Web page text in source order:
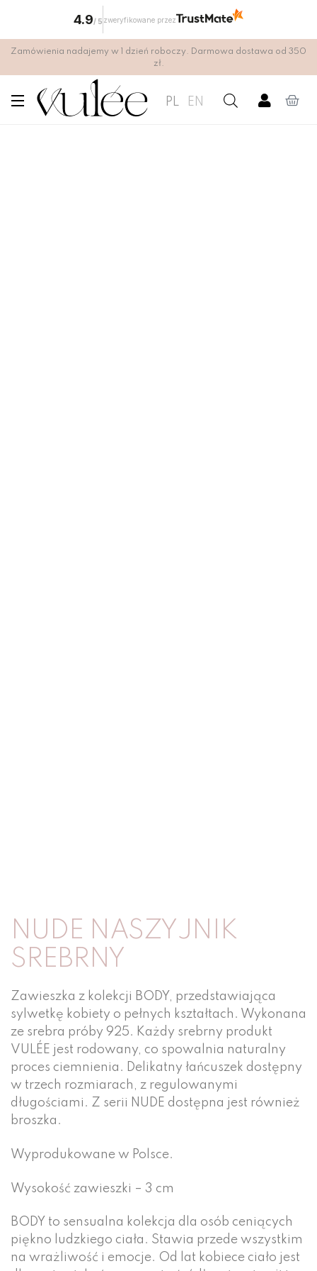
Zamówienia nadajemy w 1 dzień roboczy. Darmowa dostawa od 350
zł.
PL EN
NUDE NASZYJNIK
SREBRNY
Zawieszka z kolekcji BODY, przedstawiająca
sylwetkę kobiety o pełnych kształtach. Wykonana
ze srebra próby 925. Każdy srebrny produkt
VULÉE jest rodowany, co spowalnia naturalny
proces ciemnienia. Delikatny łańcuszek dostępny
w trzech rozmiarach, z regulowanymi
długościami. Z serii NUDE dostępna jest również
broszka.
Wyprodukowane w Polsce.
Wysokość zawieszki – 3 cm
BODY to sensualna kolekcja dla osób ceniących
piękno ludzkiego ciała. Stawia przede wszystkim
na wrażliwość i emocje. Od lat kobiece ciało jest
4.9/ 5 zweryfikowane przez